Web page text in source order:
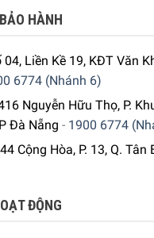
động
ở công suất lên đến
theo nhà sản xuất công
độ này được đánh giá
HÀNH
04, Liền Kề 19, KĐT Văn
6774 (Nhánh 6)
Nguyễn Hữu Thọ, P.
Đà Nẵng - 1900 6774
Cộng Hòa, P. 13, Q. Tân
ĐỘNG